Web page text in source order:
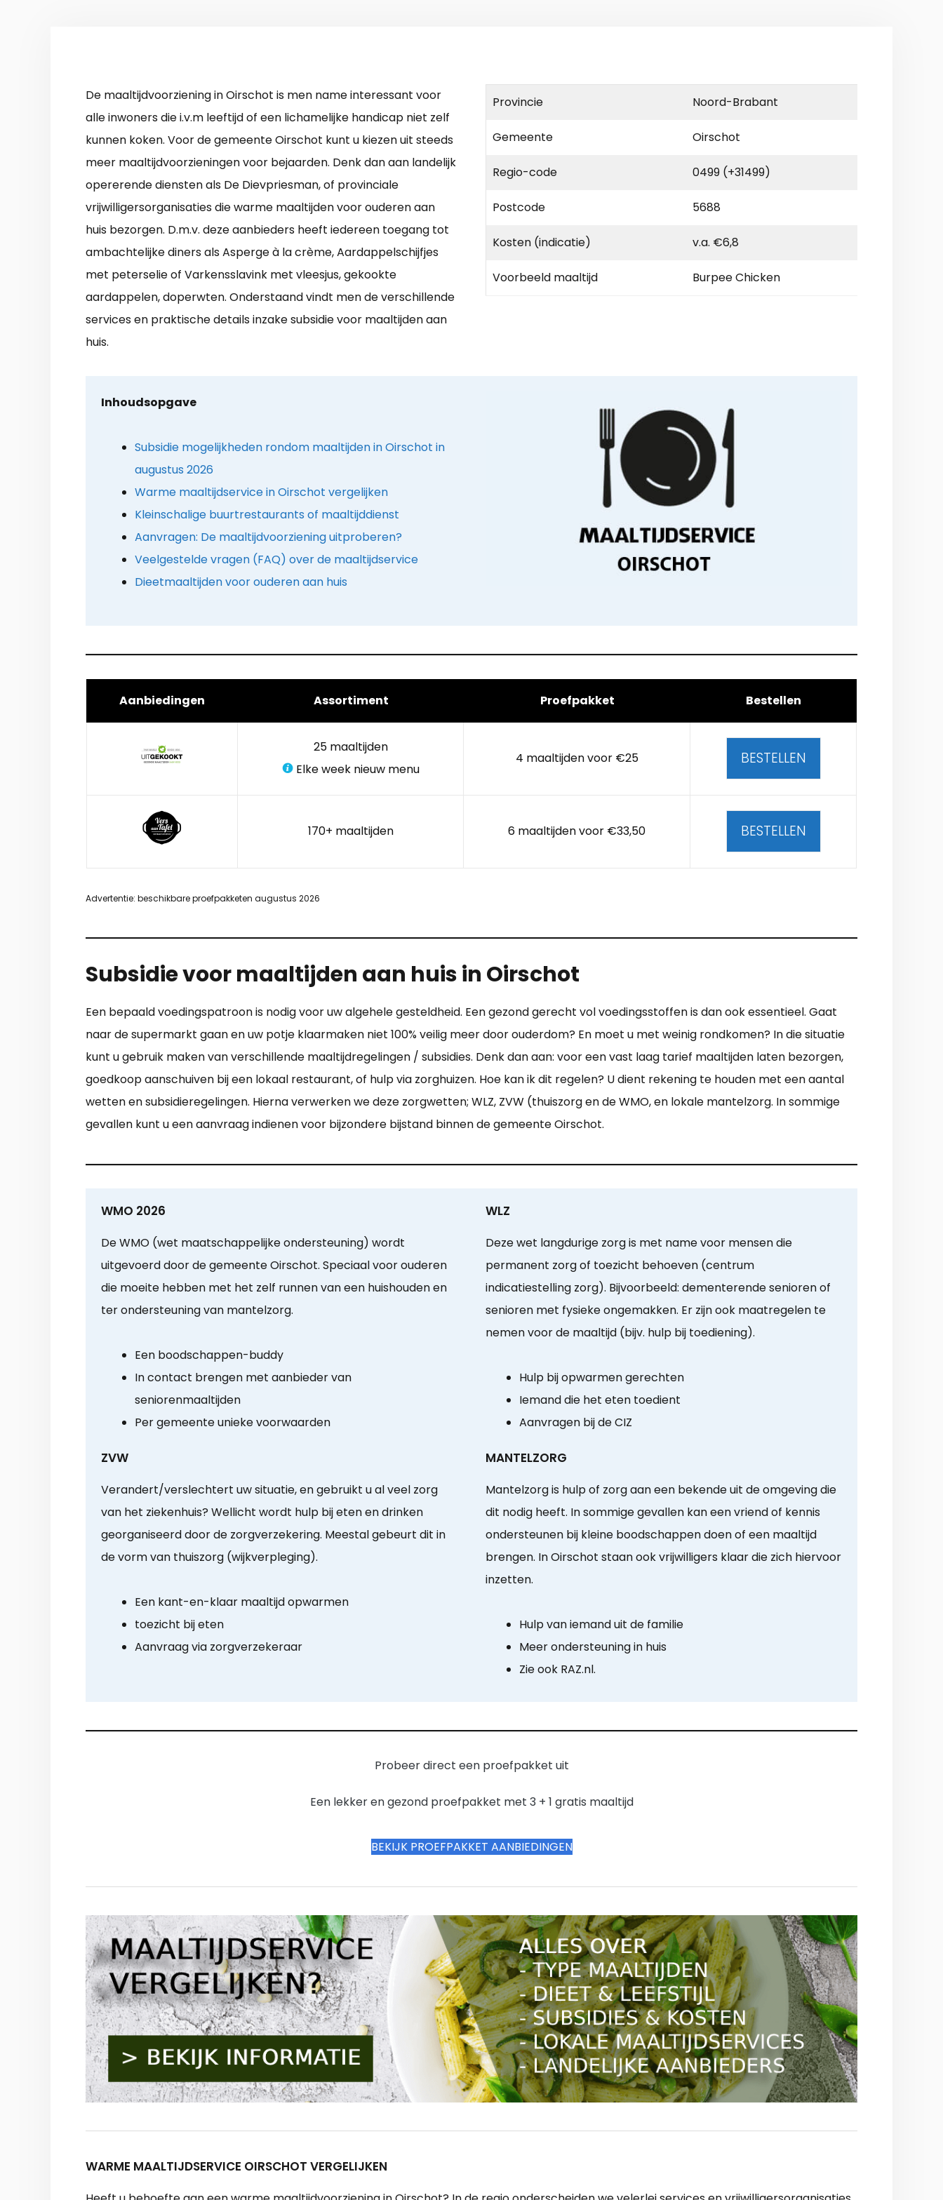
De maaltijdvoorziening in Oirschot is men name interessant voor
alle inwoners die i.v.m leeftijd of een lichamelijke handicap niet zelf
kunnen koken. Voor de gemeente Oirschot kunt u kiezen uit steeds
meer maaltijdvoorzieningen voor bejaarden. Denk dan aan landelijk
opererende diensten als De Dievpriesman, of provinciale
vrijwilligersorganisaties die warme maaltijden voor ouderen aan
huis bezorgen. D.m.v. deze aanbieders heeft iedereen toegang tot
ambachtelijke diners als Asperge à la crème, Aardappelschijfjes
met peterselie of Varkensslavink met vleesjus, gekookte
aardappelen, doperwten. Onderstaand vindt men de verschillende
services en praktische details inzake subsidie voor maaltijden aan
huis.
Provincie Noord-Brabant
Gemeente Oirschot
Regio-code 0499 (+31499)
Postcode 5688
Kosten (indicatie) v.a. €6,8
Voorbeeld maaltijd Burpee Chicken
Inhoudsopgave
Subsidie mogelijkheden rondom maaltijden in Oirschot in
augustus 2026
Warme maaltijdservice in Oirschot vergelijken
Kleinschalige buurtrestaurants of maaltijddienst
Aanvragen: De maaltijdvoorziening uitproberen?
Veelgestelde vragen (FAQ) over de maaltijdservice
Dieetmaaltijden voor ouderen aan huis
Aanbiedingen Assortiment Proefpakket Bestellen
25 maaltijden
Elke week nieuw menu
4 maaltijden voor €25 BESTELLEN
170+ maaltijden 6 maaltijden voor €33,50 BESTELLEN
Advertentie: beschikbare proefpakketen augustus 2026
Subsidie voor maaltijden aan huis in Oirschot
Een bepaald voedingspatroon is nodig voor uw algehele gesteldheid. Een gezond gerecht vol voedingsstoffen is dan ook essentieel. Gaat
naar de supermarkt gaan en uw potje klaarmaken niet 100% veilig meer door ouderdom? En moet u met weinig rondkomen? In die situatie
kunt u gebruik maken van verschillende maaltijdregelingen / subsidies. Denk dan aan: voor een vast laag tarief maaltijden laten bezorgen,
goedkoop aanschuiven bij een lokaal restaurant, of hulp via zorghuizen. Hoe kan ik dit regelen? U dient rekening te houden met een aantal
wetten en subsidieregelingen. Hierna verwerken we deze zorgwetten; WLZ, ZVW (thuiszorg en de WMO, en lokale mantelzorg. In sommige
gevallen kunt u een aanvraag indienen voor bijzondere bijstand binnen de gemeente Oirschot.
WMO 2026
De WMO (wet maatschappelijke ondersteuning) wordt
uitgevoerd door de gemeente Oirschot. Speciaal voor ouderen
die moeite hebben met het zelf runnen van een huishouden en
ter ondersteuning van mantelzorg.
Een boodschappen-buddy
In contact brengen met aanbieder van
seniorenmaaltijden
Per gemeente unieke voorwaarden
WLZ
Deze wet langdurige zorg is met name voor mensen die
permanent zorg of toezicht behoeven (centrum
indicatiestelling zorg). Bijvoorbeeld: dementerende senioren of
senioren met fysieke ongemakken. Er zijn ook maatregelen te
nemen voor de maaltijd (bijv. hulp bij toediening).
Hulp bij opwarmen gerechten
Iemand die het eten toedient
Aanvragen bij de CIZ
ZVW
Verandert/verslechtert uw situatie, en gebruikt u al veel zorg
van het ziekenhuis? Wellicht wordt hulp bij eten en drinken
georganiseerd door de zorgverzekering. Meestal gebeurt dit in
de vorm van thuiszorg (wijkverpleging).
Een kant-en-klaar maaltijd opwarmen
toezicht bij eten
Aanvraag via zorgverzekeraar
MANTELZORG
Mantelzorg is hulp of zorg aan een bekende uit de omgeving die
dit nodig heeft. In sommige gevallen kan een vriend of kennis
ondersteunen bij kleine boodschappen doen of een maaltijd
brengen. In Oirschot staan ook vrijwilligers klaar die zich hiervoor
inzetten.
Hulp van iemand uit de familie
Meer ondersteuning in huis
Zie ook RAZ.nl.
Probeer direct een proefpakket uit
Een lekker en gezond proefpakket met 3 + 1 gratis maaltijd
BEKIJK PROEFPAKKET AANBIEDINGEN
WARME MAALTIJDSERVICE OIRSCHOT VERGELIJKEN